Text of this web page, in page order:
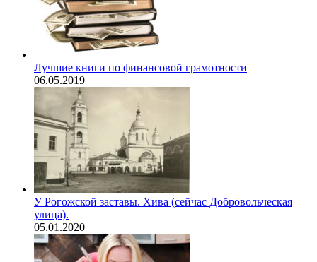
Лучшие книги по финансовой грамотности
06.05.2019
У Рогожской заставы. Хива (сейчас Добровольческая
улица).
05.01.2020